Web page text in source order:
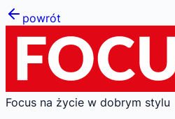
powrót
Focus na życie w dobrym stylu